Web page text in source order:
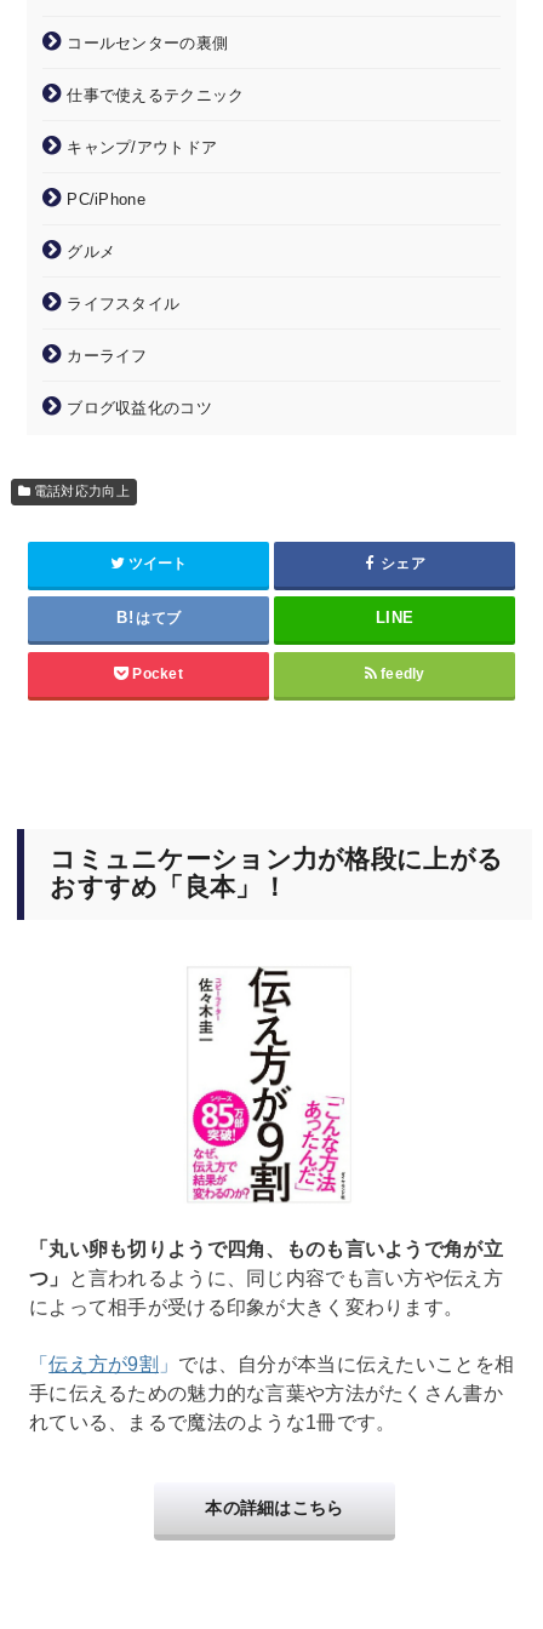
コールセンターの裏側
仕事で使えるテクニック
キャンプ/アウトドア
PC/iPhone
グルメ
ライフスタイル
カーライフ
ブログ収益化のコツ
電話対応力向上
ツイート シェア
はてブ
Pocket feedly
コミュニケーション力が格段に上がる
おすすめ「良本」！
「丸い卵も切りようで四角、ものも言いようで角が立
つ」
と言われるように、同じ内容でも言い方や伝え方
によって相手が受ける印象が大きく変わります。
「伝え方が9割 」 では、自分が本当に伝えたいことを相
手に伝えるための魅力的な言葉や方法がたくさん書か
れている、まるで魔法のような1冊です。
本の詳細はこちら